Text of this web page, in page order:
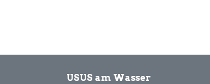
USUS am Wasser